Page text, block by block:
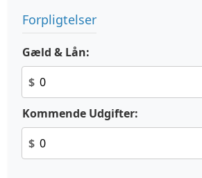
Forpligtelser
Gæld & Lån:
$
Kommende Udgifter:
$